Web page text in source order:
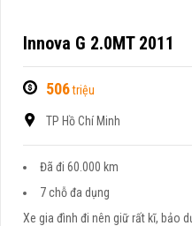
Innova G 2.0MT 2011
506triệu
TP Hồ Chí Minh
Đã đi 60.000 km
7 chỗ đa dụng
Xe gia đình đi nên giữ rất kĩ, bảo